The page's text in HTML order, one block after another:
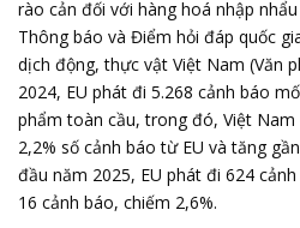
rào cản đối với hàng hoá nhập
Thông báo và Điểm hỏi đáp quốc
dịch động, thực vật Việt Nam (Văn
2024, EU phát đi 5.268 cảnh báo
phẩm toàn cầu, trong đó, Việt
2,2% số cảnh báo từ EU và tăng
đầu năm 2025, EU phát đi 624
16 cảnh báo, chiếm 2,6%.